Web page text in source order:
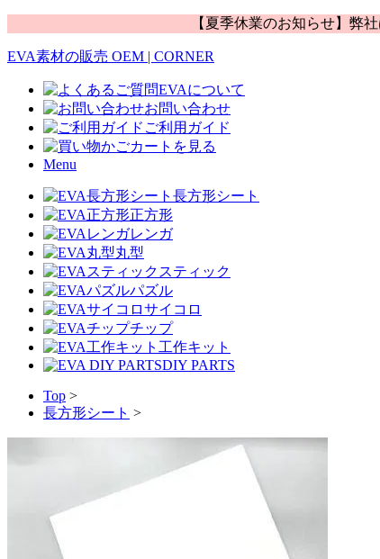
【夏季休業のお知らせ】弊
EVA素材の販売 OEM | CORNER
EVAについて
お問い合わせ
ご利用ガイド
カートを見る
Menu
長方形シート
正方形
レンガ
丸型
スティック
パズル
サイコロ
チップ
工作キット
DIY PARTS
Top >
長方形シート >